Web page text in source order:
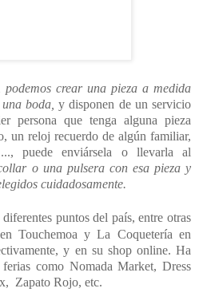
podemos crear una pieza a medida
boda, y disponen de un servicio
persona que tenga alguna pieza
un reloj recuerdo de algún familiar,
puede enviársela o llevarla al
o una pulsera con esa pieza y
cuidadosamente.
puntos del país, entre otras
Touchemoa y La Coquetería en
y en su shop online. Ha
como Nomada Market, Dress
Zapato Rojo, etc.